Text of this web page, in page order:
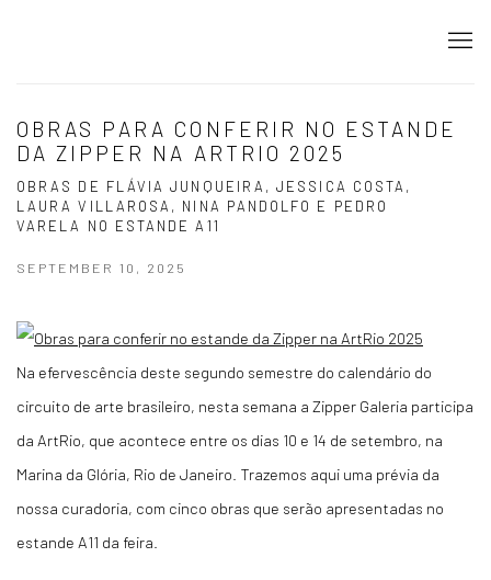
OBRAS PARA CONFERIR NO ESTANDE
DA ZIPPER NA ARTRIO 2025
OBRAS DE FLÁVIA JUNQUEIRA, JESSICA COSTA,
LAURA VILLAROSA, NINA PANDOLFO E PEDRO
VARELA NO ESTANDE A11
SEPTEMBER 10, 2025
Na efervescência deste segundo semestre do calendário do
circuito de arte brasileiro, nesta semana a Zipper Galeria participa
da ArtRio, que acontece entre os dias 10 e 14 de setembro, na
Marina da Glória, Rio de Janeiro. Trazemos aqui uma prévia da
nossa curadoria, com cinco obras que serão apresentadas no
estande A11 da feira.